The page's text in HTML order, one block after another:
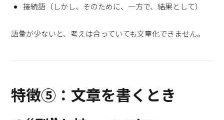
接続語（しかし、そのために、一方で、結果として）
語彙が少ないと、考えは合っていても文章化できません。
特徴⑤：文章を書くとき